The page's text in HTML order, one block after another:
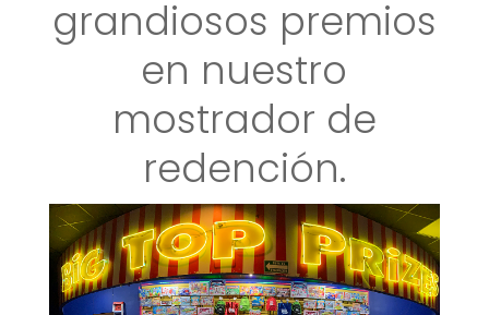
grandiosos premios
en nuestro
mostrador de
redención.